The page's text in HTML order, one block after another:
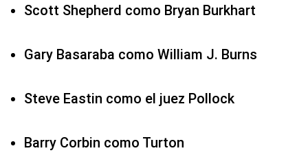
Scott Shepherd como Bryan Burkhart
Gary Basaraba como William J. Burns
Steve Eastin como el juez Pollock
Barry Corbin como Turton